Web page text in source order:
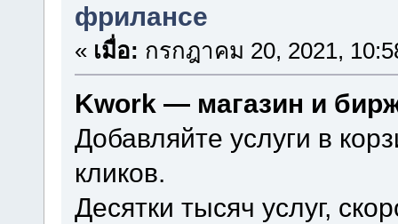
фрилансе
« เมื่อ: กรกฎาคม 20, 2021,
Kwork — магазин и
Добавляйте услуги в
кликов.
Десятки тысяч услуг,